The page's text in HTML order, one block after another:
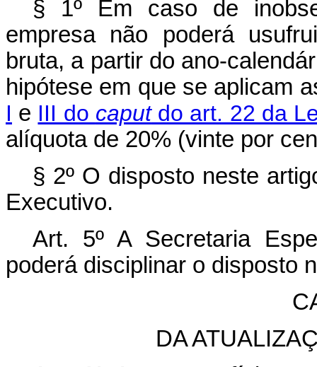
§ 1º Em caso de
empresa não poderá
bruta, a partir do ano-
hipótese em que se aplicam
I e III do caputdo art. 22 da
alíquota de 20% (vinte por
§ 2º O disposto neste
Executivo.
Art. 5º A Secretaria
poderá disciplinar o disposto
DA